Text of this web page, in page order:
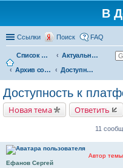
В
Ссылки Поиск FAQ
Список форумов
Актуальные вопросы
Архив событий
Доступность платформы Дегунино
Доступность к
Новая тема Ответить
11
Автор темы
Ефанов Сергей